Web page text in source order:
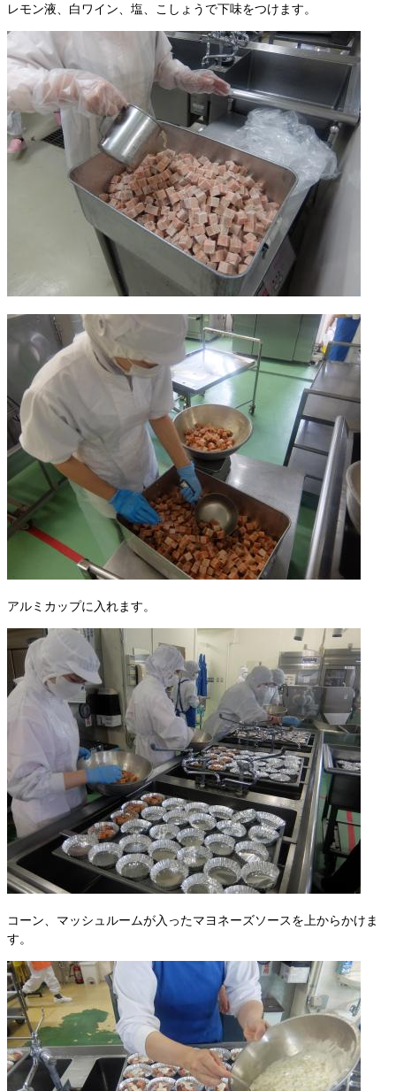
レモン液、白ワイン、塩、こしょうで下味をつけます。
アルミカップに入れます。
コーン、マッシュルームが入ったマヨネーズソースを上からかけま
す。